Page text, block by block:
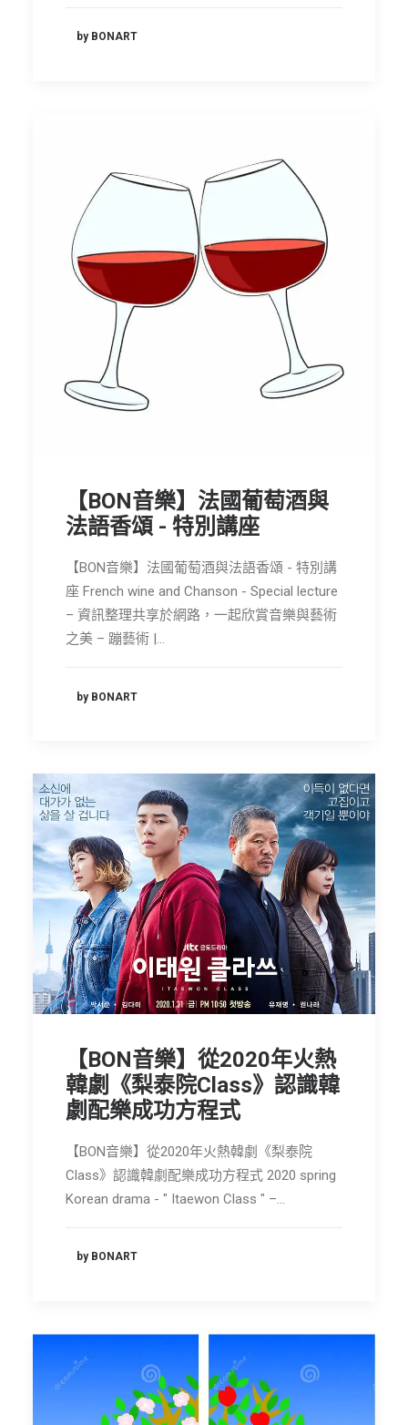
by BONART
【BON音樂】法國葡萄酒與
法語香頌 - 特別講座
【BON音樂】法國葡萄酒與法語香頌 - 特別講
座 French wine and Chanson - Special lecture
– 資訊整理共享於網路，一起欣賞音樂與藝術
之美 – 蹦藝術 |…
by BONART
【BON音樂】從2020年火熱
韓劇《梨泰院Class》認識韓
劇配樂成功方程式
【BON音樂】從2020年火熱韓劇《梨泰院
Class》認識韓劇配樂成功方程式 2020 spring
Korean drama - " Itaewon Class " –…
by BONART